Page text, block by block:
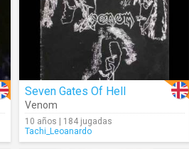
Seven Gates Of Hell
Venom
10 años | 184 jugadas
Tachi_Leoanardo